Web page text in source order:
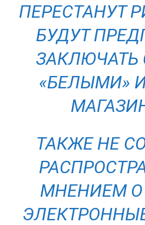
ПЕРЕСТАНУТ
БУДУТ
ЗАКЛЮЧАТЬ
«БЕЛЫМИ»
ТАКЖЕ НЕ
МНЕНИЕМ О